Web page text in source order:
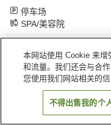
停车场
SPA/美容院
首页 日本 北海道
本网站使用 Cookie 来
和流量。我们还会与合
您使用我们网站相关的信
不得出售我的个